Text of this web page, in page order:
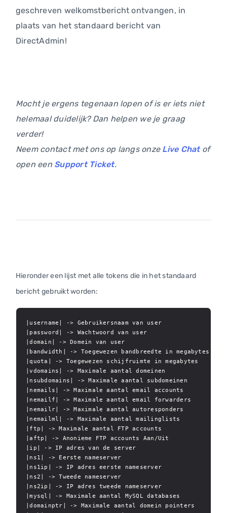
geschreven welkomstbericht ontvangen, in
plaats van het standaard bericht van
DirectAdmin!
Mocht je ergens tegenaan lopen of is er iets niet
helemaal duidelijk? Dan helpen we je graag
verder!
Neem contact met ons op langs onze Live Chatof
open een Support Ticket.
Hieronder een lijst met alle tokens die in het standaard
bericht gebruikt worden:
|username| -> Gebruikersnaam van user
|password| -> Wachtwoord van user
|domain| -> Domein van user
|bandwidth| -> Toegewezen bandbreedte in megabytes
|quota| -> Toegewezen schijfruimte in megabytes
|vdomains| -> Maximale aantal domeinen
|nsubdomains| -> Maximale aantal subdomeinen
|nemails| -> Maximale aantal email accounts
|nemailf| -> Maximale aantal email forwarders
|nemailr| -> Maximale aantal autoresponders
|nemailml| -> Maximale aantal mailinglists
|ftp| -> Maximale aantal FTP accounts
|aftp| -> Anonieme FTP accounts Aan/Uit
|ip| -> IP adres van de server
|ns1| -> Eerste nameserver
|ns1ip| -> IP adres eerste nameserver
|ns2| -> Tweede nameserver
|ns2ip| -> IP adres tweede nameserver
|mysql| -> Maximale aantal MySQL databases
|domainptr| -> Maximale aantal domein pointers